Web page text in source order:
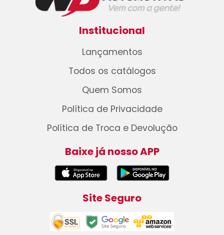
Institucional
Lançamentos
Todos os catálogos
Quem Somos
Política de Privacidade
Política de Troca e Devolução
Baixe já nosso APP
Site Seguro